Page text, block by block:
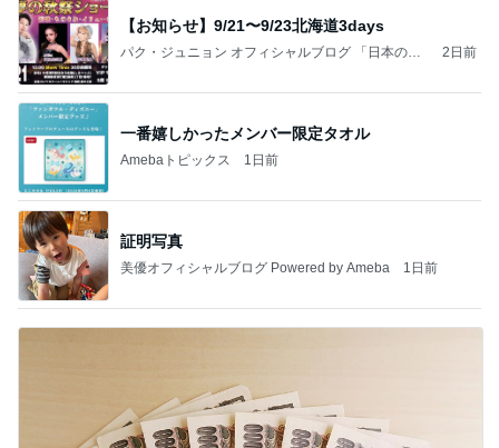
【お知らせ】9/21〜9/23北海道3days
パク・ジュニョン オフィシャルブログ 「日本の
2日前
一番嬉しかったメンバー限定タオル
Amebaトピックス 1日前
証明写真
美優オフィシャルブログ Powered by Ameba 1日前